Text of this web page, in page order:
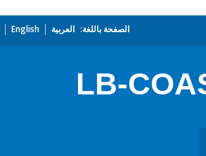
الصفحة باللغة: العربية English
LB-